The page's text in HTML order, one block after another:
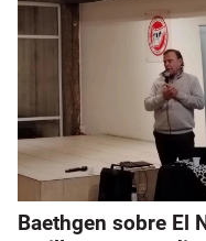
Baethgen sobre El